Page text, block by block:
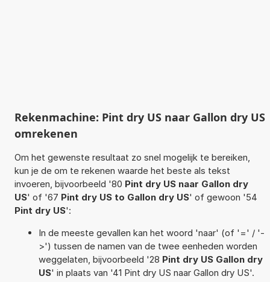
Rekenmachine: Pint dry US naar Gallon dry US
omrekenen
Om het gewenste resultaat zo snel mogelijk te bereiken,
kun je de om te rekenen waarde het beste als tekst
invoeren, bijvoorbeeld '80 Pint dry US naar Gallon dry
US' of '67 Pint dry US to Gallon dry US' of gewoon '54
Pint dry US':
In de meeste gevallen kan het woord 'naar' (of '=' / '-
>') tussen de namen van de twee eenheden worden
weggelaten, bijvoorbeeld '28 Pint dry US Gallon dry
US' in plaats van '41 Pint dry US naar Gallon dry US'.